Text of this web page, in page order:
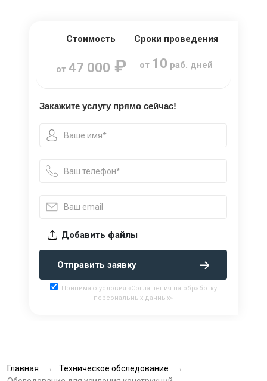
Стоимость
от 47 000 ₽
Сроки проведения
от 10 раб. дней
Закажите услугу прямо сейчас!
Добавить файлы
Отправить заявку
Принимаю условия «Соглашения на обработку
персональных данных»
Главная
Техническое обследование